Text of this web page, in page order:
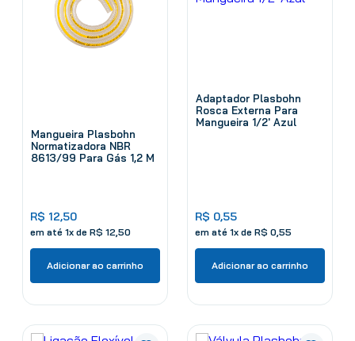
Mangueira Plasbohn
Normatizadora NBR
8613/99 Para Gás 1,2 M
R$ 12,50
em até 1x de R$ 12 50
Adicionar ao carrinho
Adaptador Plasbohn
Rosca Externa Para
Mangueira 1/2' Azul
R$ 0,55
em até 1x de R$ 0 55
Adicionar ao carrinho